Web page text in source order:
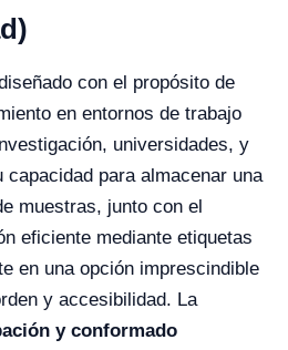
con el propósito de
en entornos de trabajo
universidades, y
para almacenar una
muestras, junto con el
eficiente mediante etiquetas
en una opción imprescindible
y accesibilidad. La
y conformado